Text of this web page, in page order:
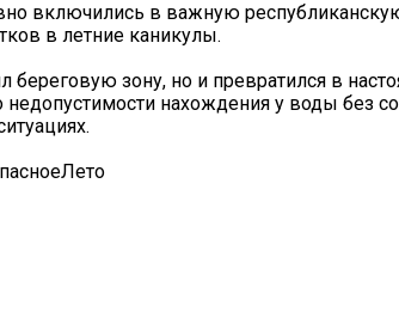
включились в важную
в летние каникулы.
береговую зону, но и превратился в
нахождения у воды без